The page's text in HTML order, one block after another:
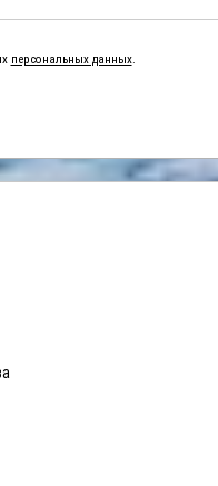
персональных данных.